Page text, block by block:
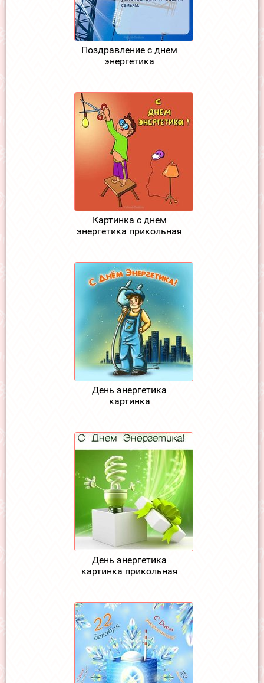
Поздравление с днем
энергетика
Картинка с днем
энергетика прикольная
День энергетика
картинка
День энергетика
картинка прикольная